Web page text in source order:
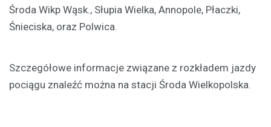
Środa Wikp Wąsk., Słupia Wielka, Annopole, Płaczki,
Śnieciska, oraz Polwica.
Szczegółowe informacje związane z rozkładem jazdy
pociągu znaleźć można na stacji Środa Wielkopolska.